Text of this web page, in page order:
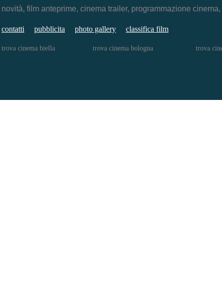
novità, film anteprime, cinema trailer, programmazione
contatti pubblicita photo gallery classifica film
trova cinema biella trova cinema bologna trova